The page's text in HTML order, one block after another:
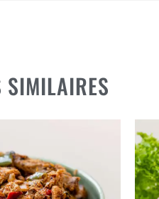
SIMILAIRES